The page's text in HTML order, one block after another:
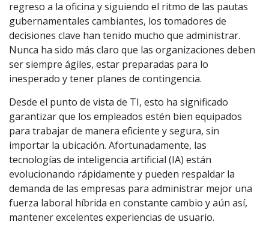
regreso a la oficina y siguiendo el ritmo de las pautas
gubernamentales cambiantes, los tomadores de
decisiones clave han tenido mucho que administrar.
Nunca ha sido más claro que las organizaciones deben
ser siempre ágiles, estar preparadas para lo
inesperado y tener planes de contingencia.
Desde el punto de vista de TI, esto ha significado
garantizar que los empleados estén bien equipados
para trabajar de manera eficiente y segura, sin
importar la ubicación. Afortunadamente, las
tecnologías de inteligencia artificial (IA) están
evolucionando rápidamente y pueden respaldar la
demanda de las empresas para administrar mejor una
fuerza laboral híbrida en constante cambio y aún así,
mantener excelentes experiencias de usuario.